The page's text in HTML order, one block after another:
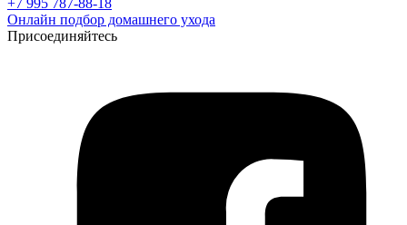
+7 995 787-88-18
Онлайн подбор домашнего ухода
Присоединяйтесь